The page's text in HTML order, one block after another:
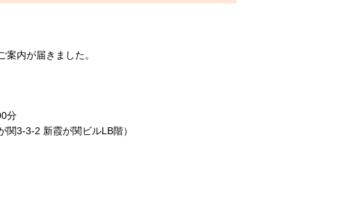
内が届きました。
分
関3-3-2 新霞が関ビルLB階）